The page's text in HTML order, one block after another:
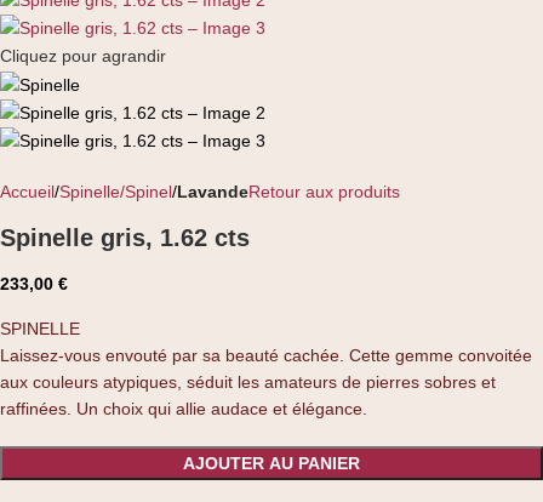
Cliquez pour agrandir
Accueil Spinelle/Spinel LavandeRetour aux produits
Spinelle gris, 1.62 cts
233,00 €
SPINELLE
Laissez-vous envouté par sa beauté cachée. Cette gemme convoitée
aux couleurs atypiques, séduit les amateurs de pierres sobres et
raffinées. Un choix qui allie audace et élégance.
AJOUTER AU PANIER